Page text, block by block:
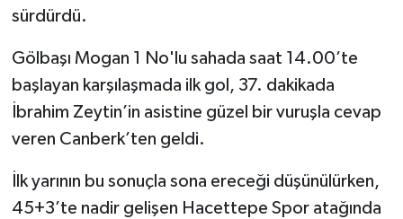
sürdürdü.
Gölbaşı Mogan 1 No'lu sahada saat 14.00’te
başlayan karşılaşmada ilk gol, 37. dakikada
İbrahim Zeytin’in asistine güzel bir vuruşla cevap
veren Canberk’ten geldi.
İlk yarının bu sonuçla sona ereceği düşünülürken,
45+3’te nadir gelişen Hacettepe Spor atağında
TÜRKİYE
DÜNYA